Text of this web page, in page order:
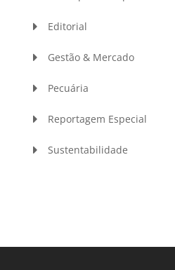
Editorial
Gestão & Mercado
Pecuária
Reportagem Especial
Sustentabilidade